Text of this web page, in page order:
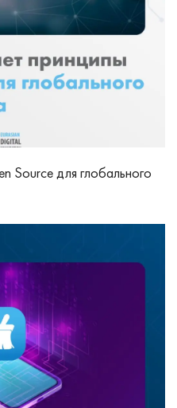
Source для глобального